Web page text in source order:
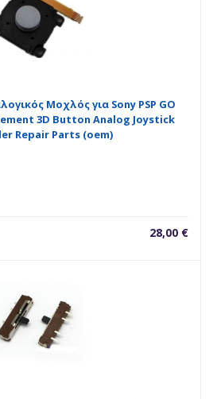
Μοχλός για Sony PSP GO
3D Button Analog Joystick
Repair Parts (oem)
28,00 €